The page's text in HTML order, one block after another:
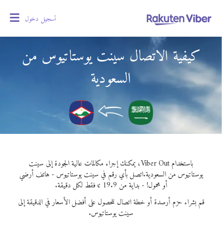
تسجيل دخول
كيفية الاتصال سينت يوستاتيوس من
السعودية
باستخدام Viber Out، يمكنك إجراء مكالمات عالية الجودة إلى سينت
يوستاتيوس من السعودية.اتصل بأي رقم في سينت يوستاتيوس - هاتف أرضي
أو محمول! - بداية من 19.9 ¢ فقط لكل دقيقة.
قم بشراء حزم أرصدة أو خطة اتصال للحصول على أفضل الأسعار في الدقيقة إلى
سينت يوستاتيوس.